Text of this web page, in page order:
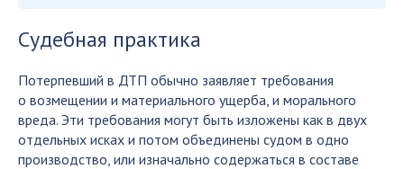
Судебная практика
Потерпевший в ДТП обычно заявляет требования
о возмещении и материального ущерба, и морального
вреда. Эти требования могут быть изложены как в двух
отдельных исках и потом объединены судом в одно
производство, или изначально содержаться в составе